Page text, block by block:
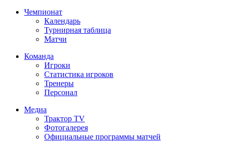
Чемпионат
Календарь
Турнирная таблица
Матчи
Команда
Игроки
Статистика игроков
Тренеры
Персонал
Медиа
Трактор TV
Фотогалерея
Официальные программы матчей